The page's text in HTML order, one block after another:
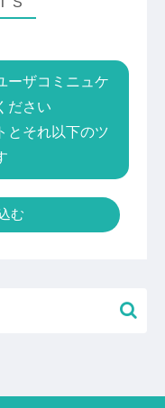
ーザコミニュケ
ださい
とそれ以下のツ
む